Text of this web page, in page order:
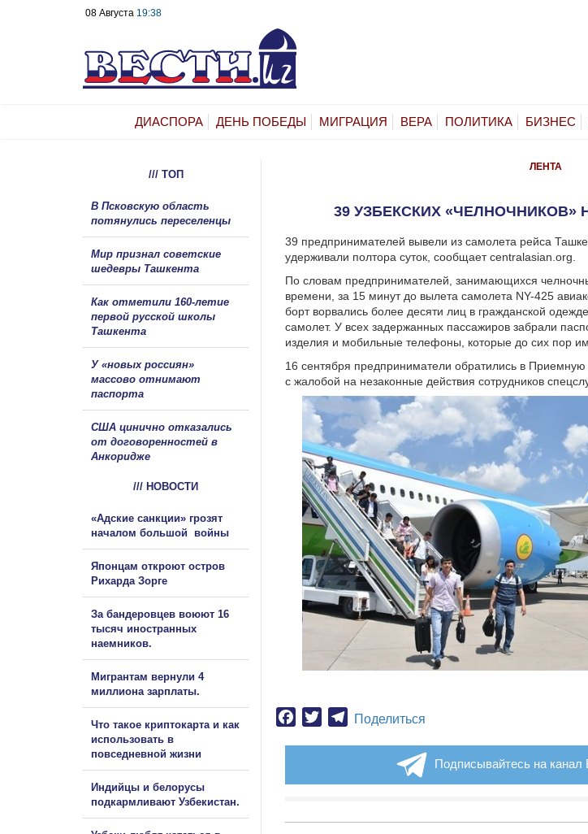
08 Августа 19:38
ДИАСПОРА ДЕНЬ ПОБЕДЫ МИГРАЦИЯ ВЕРА ПОЛИТИКА БИЗНЕС
ЛЕНТА
39 УЗБЕКСКИХ «ЧЕЛНОЧНИКОВ»
39 предпринимателей вывели из самолета рейса
удерживали полтора суток, сообщает centralasian.org.
По словам предпринимателей, занимающихся
времени, за 15 минут до вылета самолета NY-425
борт ворвались более десяти лиц в гражданской
самолет. У всех задержанных пассажиров забрали
изделия и мобильные телефоны, которые до сих пор
16 сентября предприниматели обратились в
с жалобой на незаконные действия сотрудников
Facebook
TwitterTelegram
Поделиться
Подписывайтесь на канал
/// ТОП
В Псковскую область
потянулись переселенцы
Мир признал советские
шедевры Ташкента
Как отметили 160-летие
первой русской школы
Ташкента
У «новых россиян»
массово отнимают
паспорта
США цинично отказались
от договоренностей в
Анкоридже
/// НОВОСТИ
«Адские санкции» грозят
началом большой войны
Японцам откроют остров
Рихарда Зорге
За бандеровцев воюют 16
тысяч иностранных
наемников.
Мигрантам вернули 4
миллиона зарплаты.
Что такое криптокарта и как
использовать в
повседневной жизни
Индийцы и белорусы
подкармливают Узбекистан.